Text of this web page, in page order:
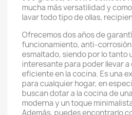
mucha más versatilidad y
lavar todo tipo de ollas,
Ofrecemos dos años de
funcionamiento, anti-
esmaltado, siendo por lo tanto
interesante para poder llevar
eficiente en la cocina. Es una
para cualquier hogar, en
buscan dotar a la cocina de
moderna y un toque
Además, puedes encontrarlo